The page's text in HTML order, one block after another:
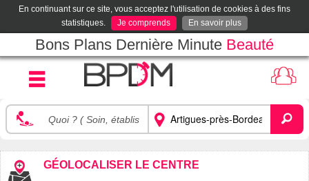
En continuant sur ce site, vous acceptez l'utilisation de cookies à des fins
statistiques.
Je comprends En savoir plus
Bons Plans Dernière Minute Beauté
GÉOLOCALISER LE CENTRE